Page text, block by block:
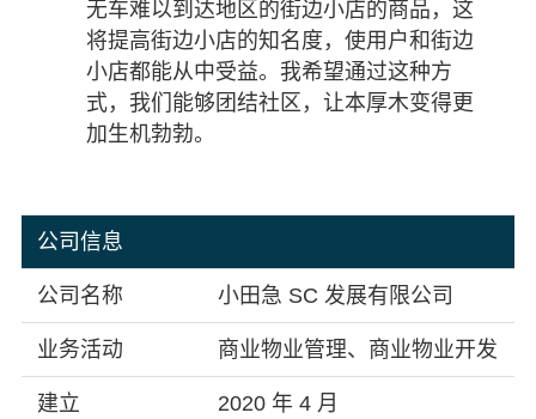
无车难以到达地区的街边小店的商品，这
将提高街边小店的知名度，使用户和街边
小店都能从中受益。我希望通过这种方
式，我们能够团结社区，让本厚木变得更
加生机勃勃。
公司信息
公司名称 小田急 SC 发展有限公司
业务活动 商业物业管理、商业物业开发
建立 2020 年 4 月